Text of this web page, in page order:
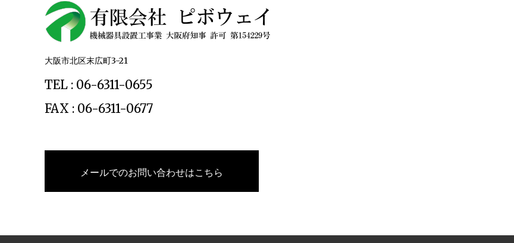
大阪市北区末広町3-21
TEL : 06-6311-0655
FAX : 06-6311-0677
メールでのお問い合わせはこちら